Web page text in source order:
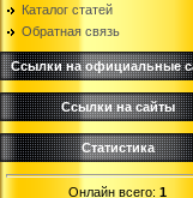
Каталог статей
Обратная связь
Ссылки на официальные
Ссылки на сайты
Статистика
Онлайн всего: 1